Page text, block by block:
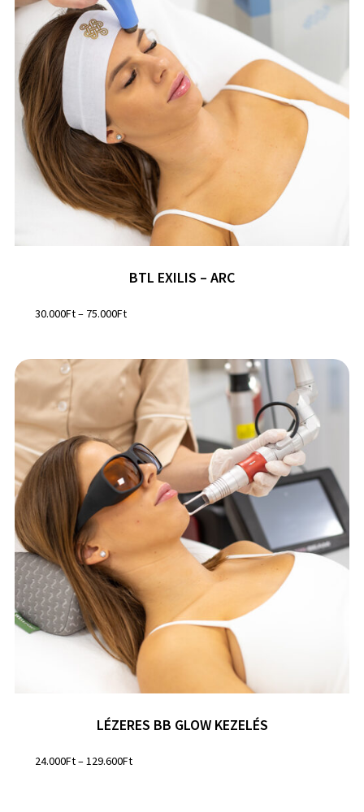
BTL EXILIS – ARC
30.000Ft– 75.000Ft
LÉZERES BB GLOW KEZELÉS
24.000Ft–129.600Ft